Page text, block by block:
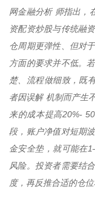
网金融分析 师指出，
资配资炒股与传统融
仓周期更弹性、但对
方面的要求并不低。
楚、流程做细致，既
者因误解 机制而产生
来的成本提高20%-
段，账户净值对短期
金安全垫，就可能在
风险。投资者需要结
度，再反推合适的仓